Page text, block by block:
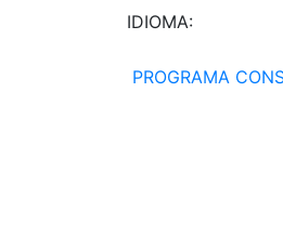
IDIOMA:
PROGRAMA